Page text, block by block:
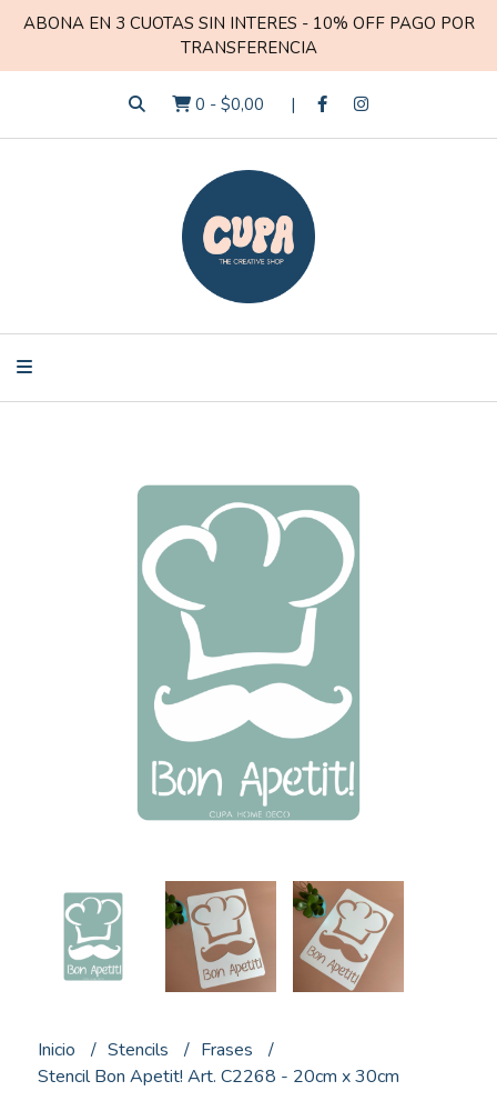
ABONA EN 3 CUOTAS SIN INTERES - 10% OFF PAGO POR
TRANSFERENCIA
0 - $0,00
Inicio Stencils
Frases
Stencil Bon Apetit! Art. C2268 - 20cm x 30cm